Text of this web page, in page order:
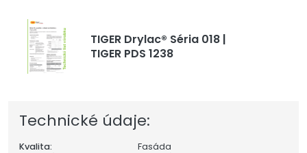
TIGER Drylac® Séria 018 |
TIGER PDS 1238
Technické údaje:
Kvalita:
Fasáda